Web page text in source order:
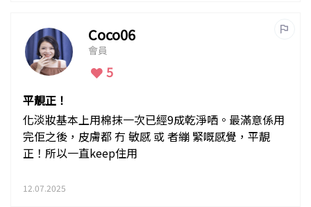
Coco06
會員
5
平靚正！
化淡妝基本上用棉抹一次已經9成乾淨哂。最滿意係用
完佢之後，皮膚都 冇 敏感 或 者繃 緊嘅感覺，平靚
正！所以一直keep住用
12.07.2025